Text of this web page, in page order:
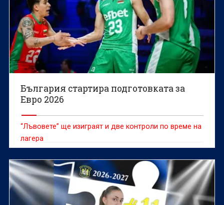
България стартира подготовката за
Евро 2026
“Лъвовете” ще изиграят и две контроли по време на
лагера